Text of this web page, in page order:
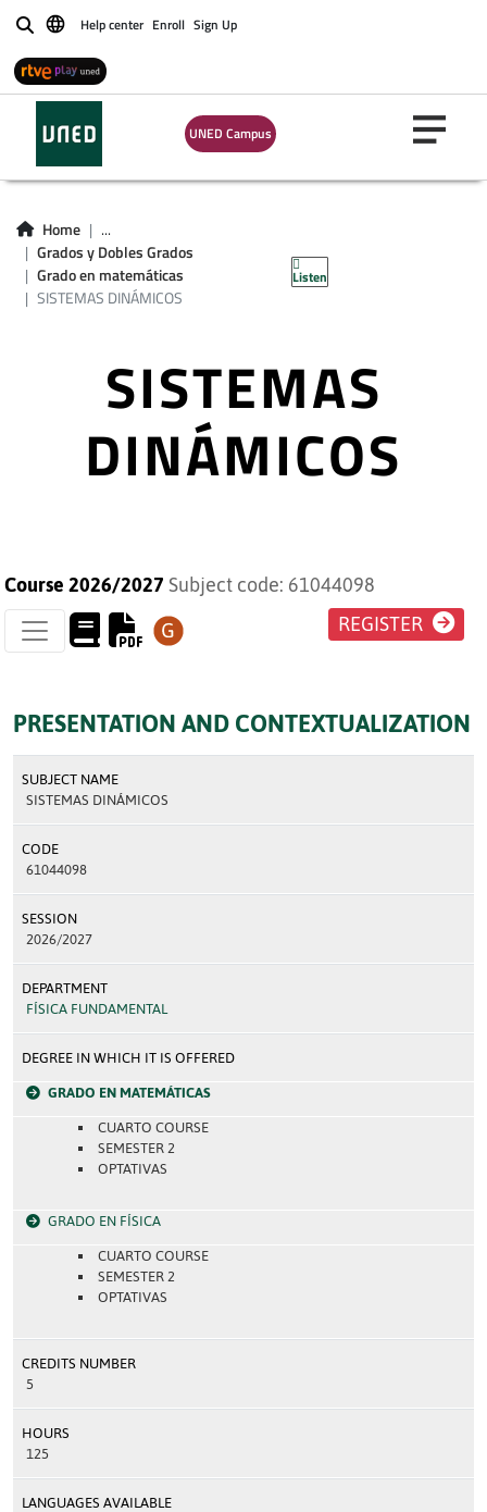
BuscarHelp center Enroll Sign Up
UNED Campus
Home
...
Grados y Dobles Grados
Grado en matemáticas
SISTEMAS DINÁMICOS
Listen
SISTEMAS
DINÁMICOS
Course 2026/2027 Subject code: 61044098
REGISTER
PRESENTATION AND CONTEXTUALIZATION
SUBJECT NAME
SISTEMAS DINÁMICOS
CODE
61044098
SESSION
2026/2027
DEPARTMENT
FÍSICA FUNDAMENTAL
DEGREE IN WHICH IT IS OFFERED
GRADO EN MATEMÁTICAS
CUARTO COURSE
SEMESTER 2
OPTATIVAS
GRADO EN FÍSICA
CUARTO COURSE
SEMESTER 2
OPTATIVAS
CREDITS NUMBER
5
HOURS
125
LANGUAGES AVAILABLE